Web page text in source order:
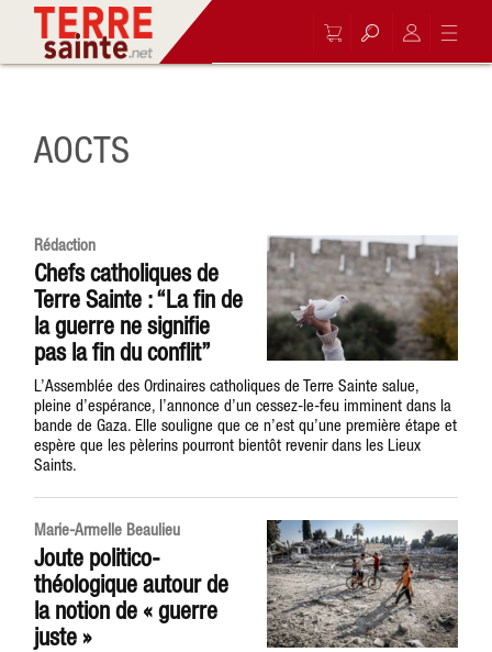
AOCTS
Rédaction
Chefs catholiques de
Terre Sainte : “La fin de
la guerre ne signifie
pas la fin du conflit”
L’Assemblée des Ordinaires catholiques de Terre Sainte salue,
pleine d’espérance, l’annonce d’un cessez-le-feu imminent dans la
bande de Gaza. Elle souligne que ce n’est qu’une première étape et
espère que les pèlerins pourront bientôt revenir dans les Lieux
Saints.
Marie-Armelle Beaulieu
Joute politico-
théologique autour de
la notion de « guerre
juste »